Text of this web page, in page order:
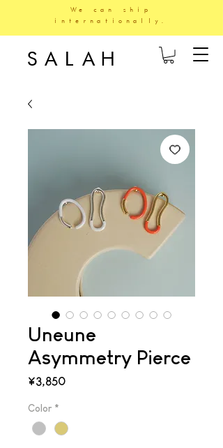
We can ship
internationally.
SALAH
Uneune
Asymmetry Pierce
¥3,850Price
Color *